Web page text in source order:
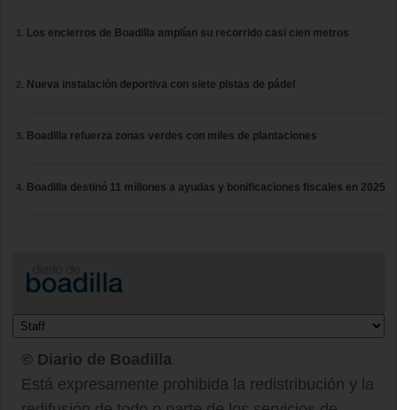
Los encierros de Boadilla amplían su recorrido casi cien metros
Nueva instalación deportiva con siete pistas de pádel
Boadilla refuerza zonas verdes con miles de plantaciones
Boadilla destinó 11 millones a ayudas y bonificaciones fiscales en 2025
© Diario de Boadilla
Está expresamente prohibida la redistribución y la